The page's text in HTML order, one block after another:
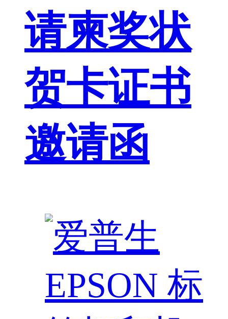
请柬奖状
贺卡证书
邀请函